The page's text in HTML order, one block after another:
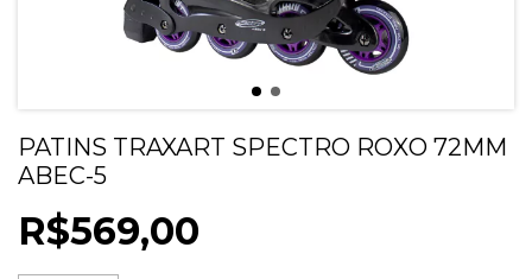
PATINS TRAXART SPECTRO ROXO 72MM
ABEC-5
R$569,00